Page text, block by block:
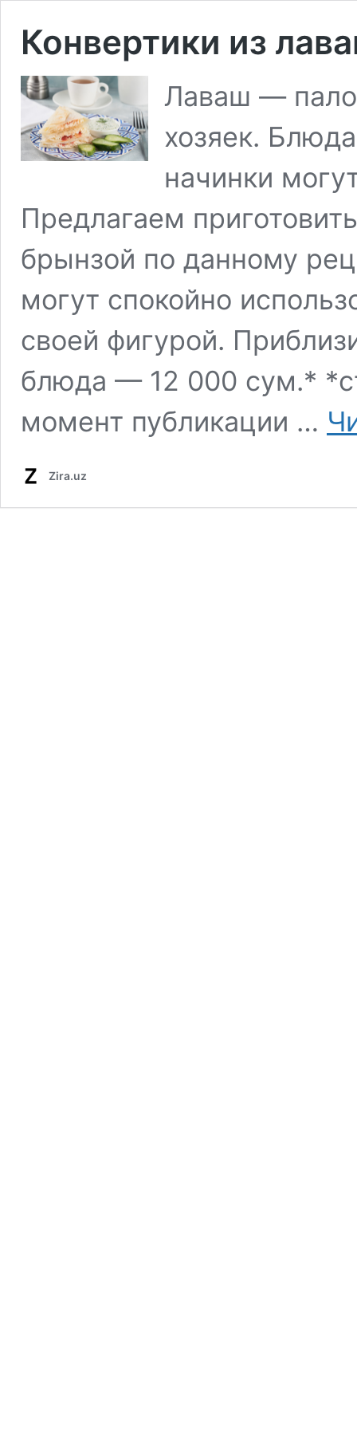
Конвертики из
Лаваш —
хозяек.
начинки
Предлагаем
брынзой по данному
могут спокойно
своей фигурой.
блюда — 12 000 сум.*
момент публикации …
Zira.uz